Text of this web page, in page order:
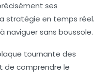
ses
stratégie en temps réel.
sans boussole.
tournante des
de comprendre le